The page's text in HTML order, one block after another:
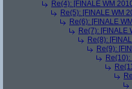
Re(4): [FINALE WM
Re(5): [FINALE WM
Re(6): [FINALE
Re(7): [FINALE
Re(8):
Re(9):